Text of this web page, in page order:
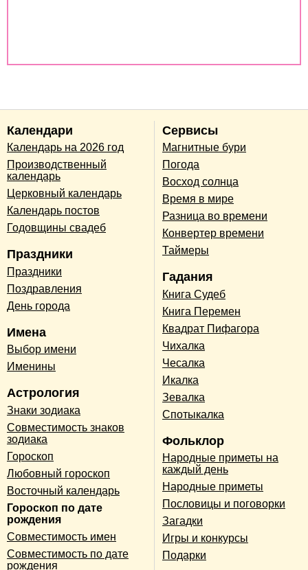
Календари
Календарь на 2026 год
Производственный
календарь
Церковный календарь
Календарь постов
Годовщины свадеб
Праздники
Праздники
Поздравления
День города
Имена
Выбор имени
Именины
Астрология
Знаки зодиака
Совместимость знаков
зодиака
Гороскоп
Любовный гороскоп
Восточный календарь
Гороскоп по дате
рождения
Совместимость имен
Совместимость по дате
рождения
Сервисы
Магнитные бури
Погода
Восход солнца
Время в мире
Разница во времени
Конвертер времени
Таймеры
Гадания
Книга Судеб
Книга Перемен
Квадрат Пифагора
Чихалка
Чесалка
Икалка
Зевалка
Спотыкалка
Фольклор
Народные приметы на
каждый день
Народные приметы
Пословицы и поговорки
Загадки
Игры и конкурсы
Подарки